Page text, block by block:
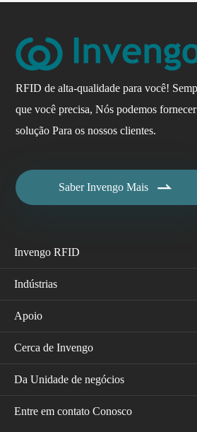
RFID de alta-qualidade para você!
que você precisa, Nós podemos
solução Para os nossos clientes.
Saber Invengo Mais 
Invengo RFID
Indústrias
Apoio
Cerca de Invengo
Da Unidade de negócios
Entre em contato Conosco